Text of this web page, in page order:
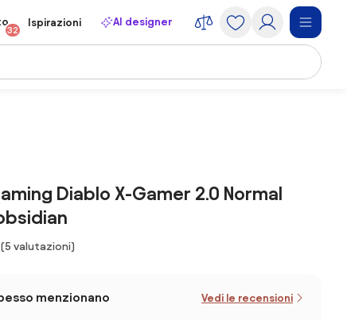
32
Ispirazioni AI designer
Diablo X-Gamer 2.0 Normal
(5 valutazioni)
menzionano Vedi le recensioni